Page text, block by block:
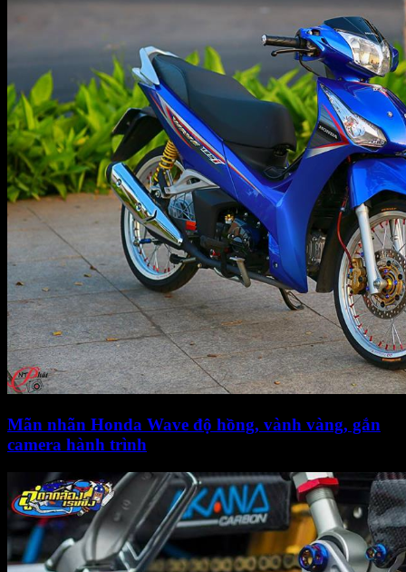
Mãn nhãn Honda Wave độ hồng, vành vàng, gắn
camera hành trình